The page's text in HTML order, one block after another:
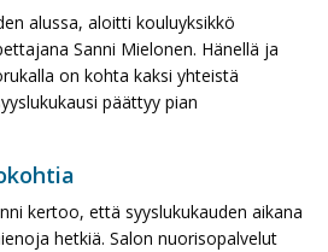
alussa, aloitti kouluyksikkö
Sanni Mielonen. Hänellä ja
on kohta kaksi yhteistä
päättyy pian
kertoo, että syyslukukauden aikana
hetkiä. Salon nuorisopalvelut